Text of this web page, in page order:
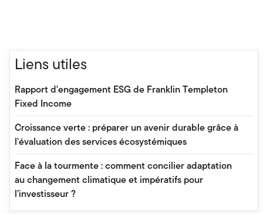
Liens utiles
Rapport d'engagement ESG de Franklin Templeton
Fixed Income
Croissance verte : préparer un avenir durable grâce à
l'évaluation des services écosystémiques
Face à la tourmente : comment concilier adaptation
au changement climatique et impératifs pour
l’investisseur ?